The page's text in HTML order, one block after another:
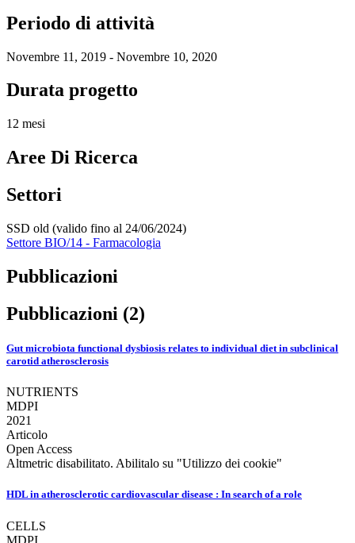
Periodo di attività
Novembre 11, 2019 - Novembre 10, 2020
Durata progetto
12 mesi
Aree Di Ricerca
Settori
SSD old (valido fino al 24/06/2024)
Settore BIO/14 - Farmacologia
Pubblicazioni
Pubblicazioni (2)
Gut microbiota functional dysbiosis relates to individual diet in subclinical
carotid atherosclerosis
NUTRIENTS
MDPI
2021
Articolo
Open Access
Altmetric disabilitato. Abilitalo su "Utilizzo dei cookie"
HDL in atherosclerotic cardiovascular disease : In search of a role
CELLS
MDPI